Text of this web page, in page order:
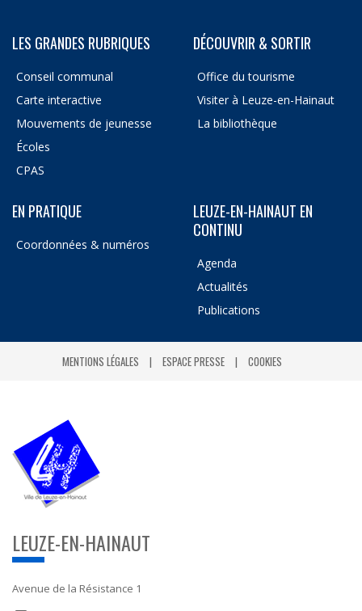
LES GRANDES RUBRIQUES
Conseil communal
Carte interactive
Mouvements de jeunesse
Écoles
CPAS
DÉCOUVRIR & SORTIR
Office du tourisme
Visiter à Leuze-en-Hainaut
La bibliothèque
EN PRATIQUE
Coordonnées & numéros
LEUZE-EN-HAINAUT EN
CONTINU
Agenda
Actualités
Publications
MENTIONS LÉGALES ESPACE PRESSE COOKIES
LEUZE-EN-HAINAUT
Avenue de la Résistance 1